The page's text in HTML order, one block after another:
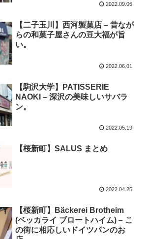
2022.09.06
【二子玉川】西河製菓店 – 昔なが
らの和菓子屋さんの豆大福が旨
い。
2022.06.01
【駒沢大学】PATISSERIE
NAOKI – 深沢の美味しいサバラ
ン。
2022.05.19
【桜新町】SALUS まとめ
2022.04.25
【桜新町】Bäckerei Brotheim
(ベッカライ ブロートハイム) – こ
の街に相応しいドイツパンのお